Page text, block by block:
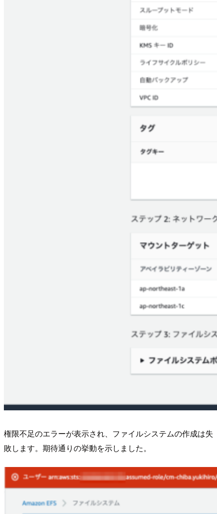
権限不足のエラーが表示され、ファイルシステムの作成は失
敗します。期待通りの挙動を示しました。